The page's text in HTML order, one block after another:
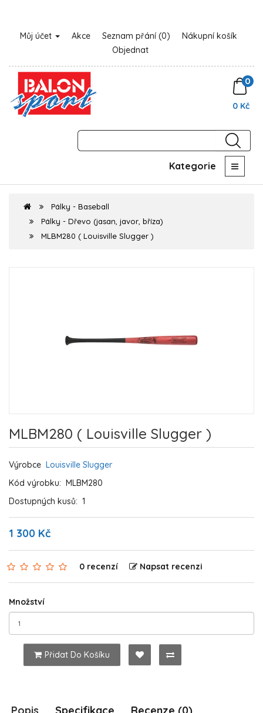
Můj účet Akce Seznam přání (0)
Nákupní košík
Objednat
0
0 Kč
Kategorie
Pálky - Baseball
Pálky - Dřevo (jasan, javor, bříza)
MLBM280 ( Louisville Slugger )
MLBM280 ( Louisville Slugger )
Výrobce Louisville Slugger
Kód výrobku: MLBM280
Dostupných kusů: 1
1 300 Kč
0 recenzí Napsat recenzi
Množství
Přidat Do Košíku